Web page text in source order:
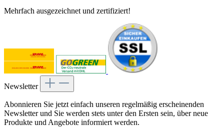
Mehrfach ausgezeichnet und zertifiziert!
Newsletter
Abonnieren Sie jetzt einfach unseren regelmäßig erscheinenden
Newsletter und Sie werden stets unter den Ersten sein, über neue
Produkte und Angebote informiert werden.